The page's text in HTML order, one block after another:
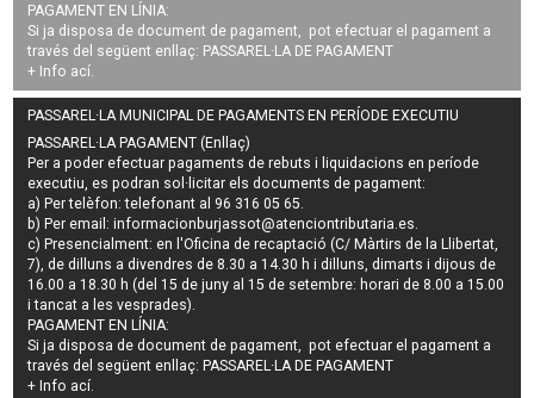
PAGAMENT EN LÍNIA:
Si ja disposa de document de pagament, pot efectuar el pagament a
través del següent enllaç: PASSAREL·LA DE PAGAMENT
+ Info ací.
PASSAREL·LA MUNICIPAL DE PAGAMENTS EN PERÍODE EXECUTIU
PASSAREL·LA PAGAMENT (Enllaç)
Per a poder efectuar pagaments derebuts i liquidacions en període
executiu, es podran sol·licitar els documents de pagament:
a) Per telèfon: telefonant al 96 316 05 65.
b) Per email:informacionburjassot@atenciontributaria.es.
c) Presencialment: en l'Oficina de recaptació (C/ Màrtirs de la Llibertat,
7), de dilluns a divendres de 8.30 a 14.30 h i dilluns, dimarts i dijous de
16.00 a 18.30 h (del 15 de juny al 15 de setembre: horari de 8.00 a 15.00
i tancat a les vesprades).
PAGAMENT EN LÍNIA:
Si ja disposa de document de pagament, pot efectuar el pagament a
través del següent enllaç: PASSAREL·LA DE PAGAMENT
+ Info ací.